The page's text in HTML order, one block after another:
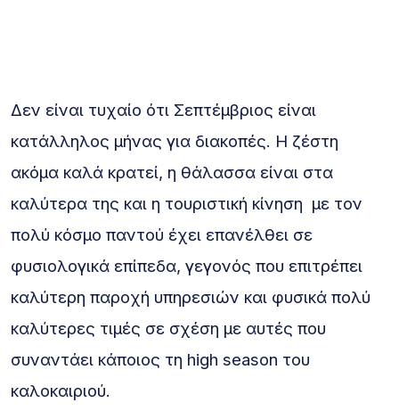
Δεν είναι τυχαίο ότι Σεπτέμβριος είναι
κατάλληλος μήνας για διακοπές. Η ζέστη
ακόμα καλά κρατεί, η θάλασσα είναι στα
καλύτερα της και η τουριστική κίνηση με τον
πολύ κόσμο παντού έχει επανέλθει σε
φυσιολογικά επίπεδα, γεγονός που επιτρέπει
καλύτερη παροχή υπηρεσιών και φυσικά πολύ
καλύτερες τιμές σε σχέση με αυτές που
συναντάει κάποιος τη high season του
καλοκαιριού.